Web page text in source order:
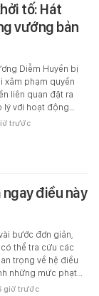
tố: Hát
vướng bản
Diễm Huyền bị
xâm phạm quyền
liên quan đặt ra
lý với hoạt động…
trước
điều này
bước đơn giản,
thể tra cứu các
trọng về hệ điều
những mức phạt…
giờ trước